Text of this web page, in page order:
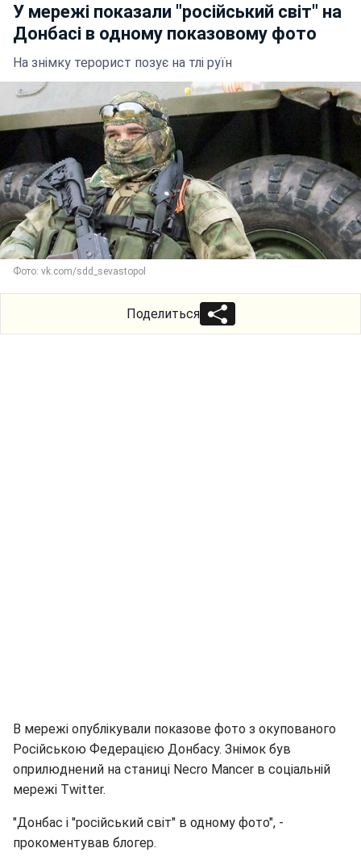
У мережі показали "російський світ" на
Донбасі в одному показовому фото
На знімку терорист позує на тлі руїн
Фото: vk.com/sdd_sevastopol
Поделиться
В мережі опублікували показове фото з окупованого
Російською Федерацією Донбасу. Знімок був
оприлюднений на станиці Necro Mancer в соціальній
мережі Twitter.
"Донбас і "російський світ" в одному фото", -
прокоментував блогер.